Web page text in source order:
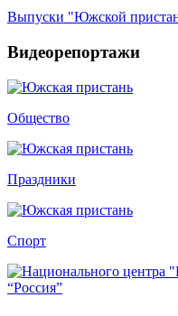
Выпуски "Южской
Видеорепортажи
Общество
Праздники
Спорт
“Россия”